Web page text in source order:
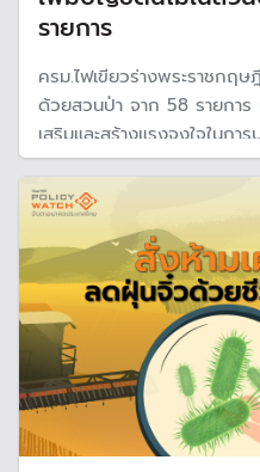
รายการ
ครม.ไฟเขียวร่างพระราชกฤ
ด้วยสวนป่า จาก 58 รายการ
เสริมและสร้างแรงจูงใจในก
ประชาชนและภาคอุตสาหกรรม